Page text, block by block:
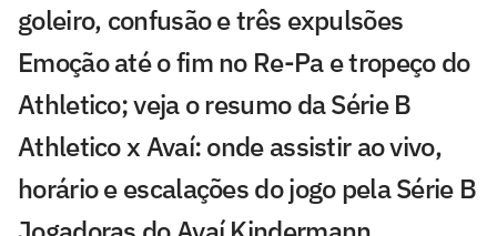
goleiro, confusão e três expulsões
Emoção até o fim no Re-Pa e tropeço do
Athletico; veja o resumo da Série B
Athletico x Avaí: onde assistir ao vivo,
horário e escalações do jogo pela Série B